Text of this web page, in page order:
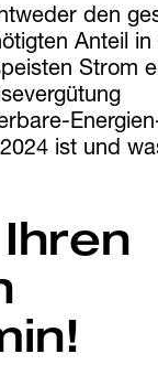
den
Anteil in
Strom
ist und